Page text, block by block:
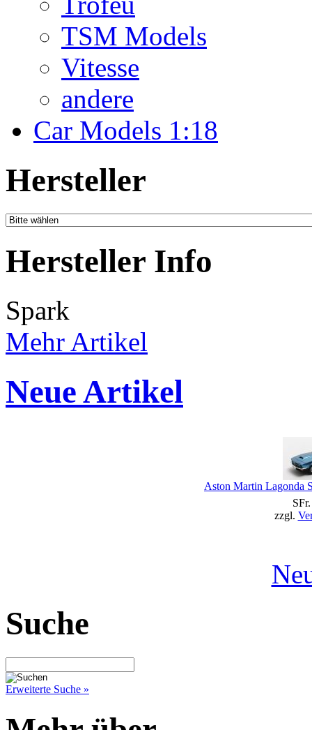
TSM Models
Vitesse
andere
Car Models 1:18
Hersteller
Hersteller Info
Spark
Mehr Artikel
Neue Artikel
Aston Martin Lagonda
zzgl.
Suche
Erweiterte Suche »